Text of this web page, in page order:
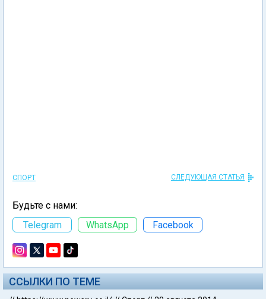
СПОРТ СЛЕДУЮЩАЯ СТАТЬЯ
Будьте с нами:
Telegram
WhatsApp Facebook
ССЫЛКИ ПО ТЕМЕ